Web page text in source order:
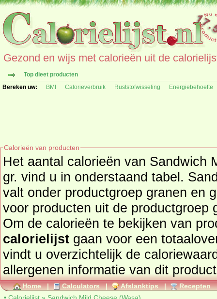
Gezond en wijs met calorieën uit de
Top dieet producten
Bereken uw:
BMI Calorieverbruik Ruststofwisseling Energiebehoefte
Calorieën van producten
Het aantal calorieën van Sandwich
gr. vind u in onderstaand tabel.
valt onder productgroep granen en graanproducten, kijk hier
voor producten uit de productgroep
Om de calorieën te bekijken van
calorielijst gaan voor een totaaloverzicht. In onderstaand tabel
vindt u overzichtelijk de caloriewaarden,
allergenen informatie van dit
Home | Calculators | Afslanktips | Recepten